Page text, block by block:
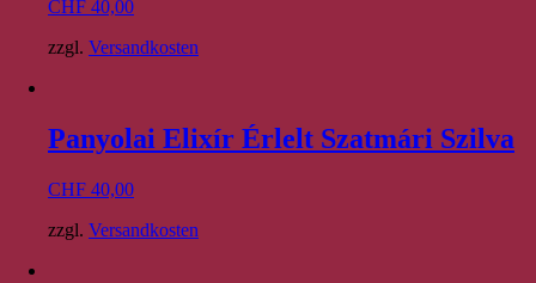
CHF 40,00
zzgl. Versandkosten
Panyolai Elixír Érlelt Szatmári Szilva
CHF 40,00
zzgl. Versandkosten